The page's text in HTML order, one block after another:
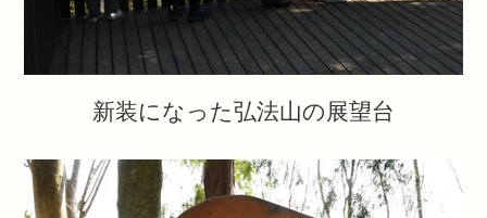
新装になった弘法山の展望台